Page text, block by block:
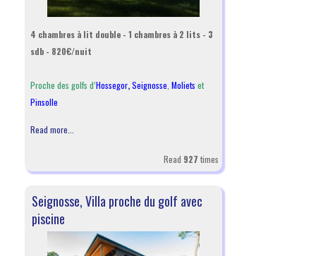
4 chambres à lit double - 1 chambres à 2 lits - 3
sdb - 820€/nuit
Proche des golfs d’Hossegor,Seignosse Moliets et
Pinsolle
Read more...
Read 927 times
Seignosse, Villa proche du golf avec
piscine